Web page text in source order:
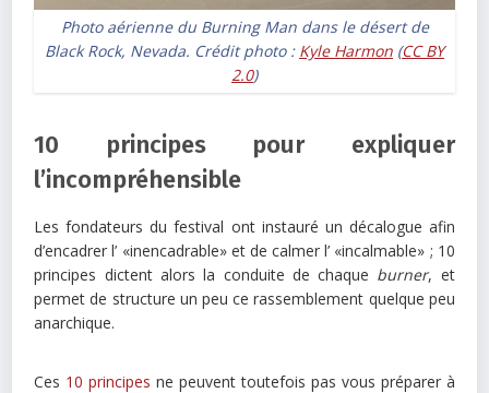
Photo aérienne du Burning Man dans le désert de
Black Rock, Nevada. Crédit photo : Kyle Harmon (CC BY
2.0)
10 principes pour expliquer
l’incompréhensible
Les fondateurs du festival ont instauré un décalogue afin
d’encadrer l’ «inencadrable» et de calmer l’ «incalmable» ; 10
principes dictent alors la conduite de chaque burner, et
permet de structure un peu ce rassemblement quelque peu
anarchique.
Ces 10 principes ne peuvent toutefois pas vous préparer à